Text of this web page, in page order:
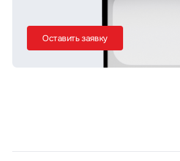
Оставить заявку